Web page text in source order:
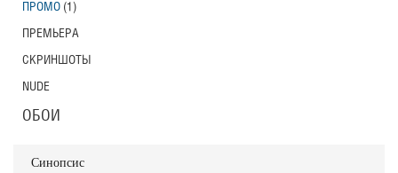
Синопсис
ПРОМО (1)
ПРЕМЬЕРА
СКРИНШОТЫ
NUDE
ОБОИ